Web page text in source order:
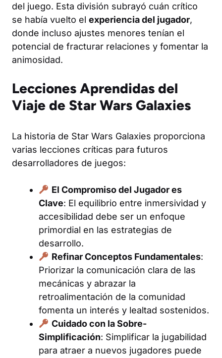
del juego. Esta división subrayó cuán crítico
se había vuelto el experiencia del jugador,
donde incluso ajustes menores tenían el
potencial de fracturar relaciones y fomentar la
animosidad.
Lecciones Aprendidas del
Viaje de Star Wars Galaxies
La historia de Star Wars Galaxies proporciona
varias lecciones críticas para futuros
desarrolladores de juegos:
El Compromiso del Jugador es
Clave: El equilibrio entre inmersividad y
accesibilidad debe ser un enfoque
primordial en las estrategias de
desarrollo.
Refinar Conceptos Fundamentales:
Priorizar la comunicación clara de las
mecánicas y abrazar la
retroalimentación de la comunidad
fomenta un interés y lealtad sostenidos.
Cuidado con la Sobre-
Simplificación: Simplificar la jugabilidad
para atraer a nuevos jugadores puede